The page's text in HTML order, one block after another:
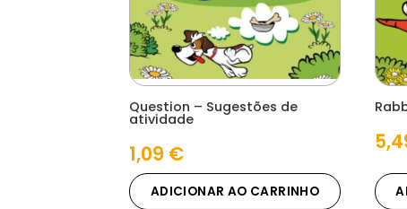
Question – Sugestões de
atividade
1,09 €
ADICIONAR AO CARRINHO